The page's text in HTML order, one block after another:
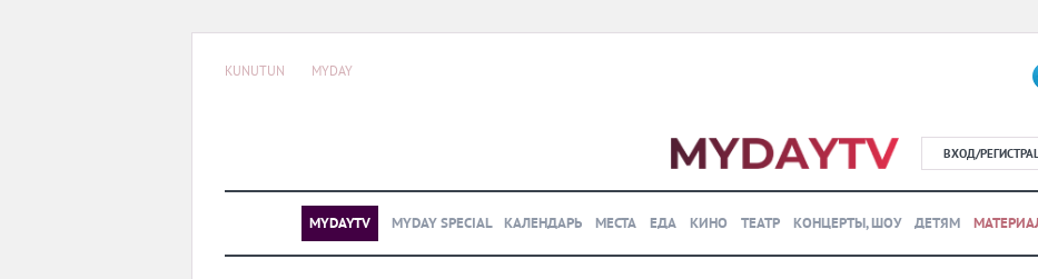
KUNUTUN MYDAY
ВХОД/
MYDAYTV MYDAY SPECIAL КАЛЕНДАРЬ МЕСТА ЕДА КИНО ТЕАТР КОНЦЕРТЫ, ШОУ ДЕТЯМ